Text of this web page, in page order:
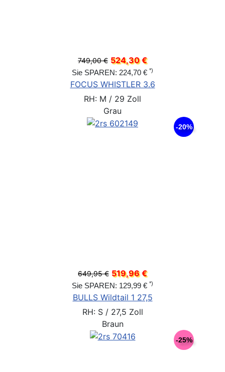
749,00 € 524,30 €
Sie SPAREN: 224,70 € *)
FOCUS WHISTLER 3.6
RH: M / 29 Zoll
Grau
-20%
649,95 € 519,96 €
Sie SPAREN: 129,99 € *)
BULLS Wildtail 1 27,5
RH: S / 27,5 Zoll
Braun
-25%